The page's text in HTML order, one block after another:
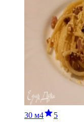
30 м4 5